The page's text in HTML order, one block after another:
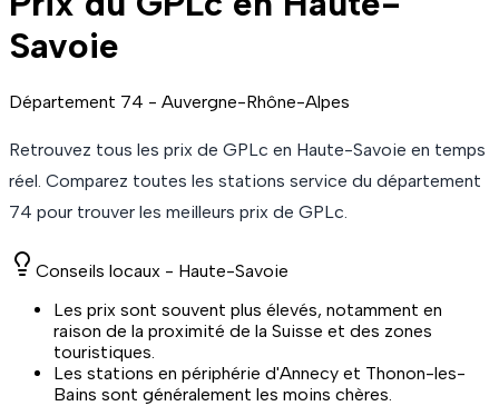
Savoie
Département 74 - Auvergne-Rhône-Alpes
Retrouvez tous les prix de GPLc en Haute-Savoie en temps
réel. Comparez toutes les stations service du département
74 pour trouver les meilleurs prix de GPLc.
Conseils locaux - Haute-Savoie
Les prix sont souvent plus élevés, notamment en
raison de la proximité de la Suisse et des zones
touristiques.
Les stations en périphérie d'Annecy et Thonon-les-
Bains sont généralement les moins chères.